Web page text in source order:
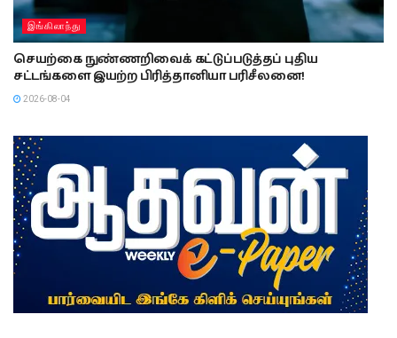
இங்கிலாந்து
செயற்கை நுண்ணறிவைக் கட்டுப்படுத்தப் புதிய
சட்டங்களை இயற்ற பிரித்தானியா பரிசீலனை!
2026-08-04